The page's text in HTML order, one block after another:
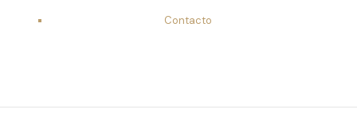
Contacto